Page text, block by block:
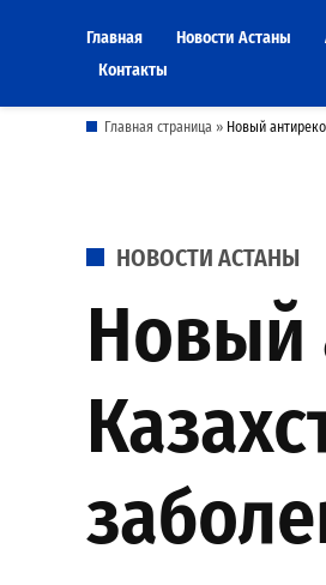
Главная Новости Астаны
Контакты
Главная страница » Новый
POSTED
НОВОСТИ АСТАНЫ
Новый